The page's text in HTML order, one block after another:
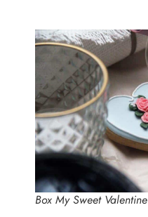
Box My Sweet Valentine